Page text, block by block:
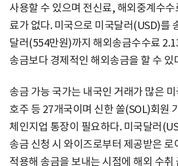
사용할 수 있으며 전신료, 해외중계수
료가 없다. 미국으로 미국달러(USD)를
달러(554만원)까지 해외송금수수료
송금보다 경제적인 해외송금을 할 수 있
송금 가능 국가는 내국인 거래가 많은
호주 등 27개국이며 신한 쏠(SOL)회원
체인지업 통장이 필요하다. 미국달러
송금 신청 시 와이즈로부터 제공받은 로
적용해 송금을 보내는 시점에 해외 수취